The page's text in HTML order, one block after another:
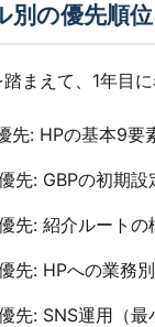
別の優先順
まえて、1年目
先: HPの基本9要
先: GBPの初期設
先: 紹介ルートの
先: HPへの業務別
先: SNS運用（最